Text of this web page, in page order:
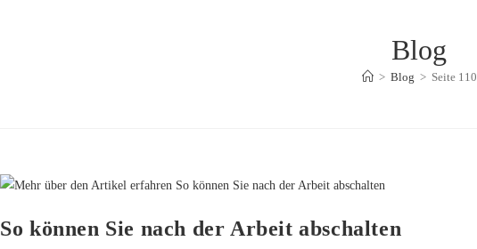
Blog
> Blog > Seite 110
So können Sie nach der Arbeit abschalten